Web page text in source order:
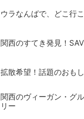
ウラなんばで、どこ行
関西のすてき発見！
拡散希望！話題のおも
関西のヴィーガン・グ
リー